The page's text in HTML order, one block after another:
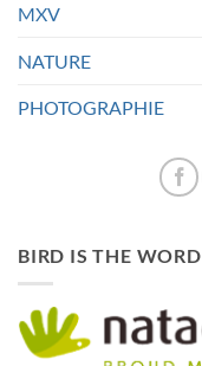
MXV
NATURE
PHOTOGRAPHIE
BIRD IS THE WORD